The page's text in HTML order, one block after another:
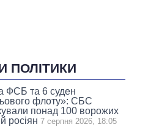
ПОЛІТИКИ
ФСБ та 6 суден
флоту»: СБС
понад 100 ворожих
росіян 7 серпня 2026, 18:05